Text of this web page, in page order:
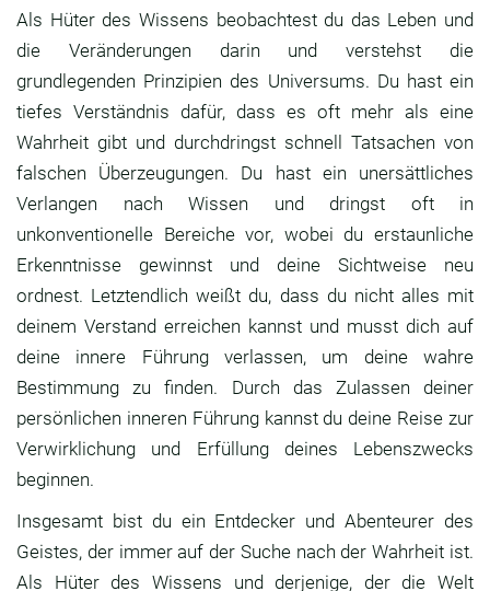
Als Hüter des Wissens beobachtest du das Leben und
die Veränderungen darin und verstehst die
grundlegenden Prinzipien des Universums. Du hast ein
tiefes Verständnis dafür, dass es oft mehr als eine
Wahrheit gibt und durchdringst schnell Tatsachen von
falschen Überzeugungen. Du hast ein unersättliches
Verlangen nach Wissen und dringst oft in
unkonventionelle Bereiche vor, wobei du erstaunliche
Erkenntnisse gewinnst und deine Sichtweise neu
ordnest. Letztendlich weißt du, dass du nicht alles mit
deinem Verstand erreichen kannst und musst dich auf
deine innere Führung verlassen, um deine wahre
Bestimmung zu finden. Durch das Zulassen deiner
persönlichen inneren Führung kannst du deine Reise zur
Verwirklichung und Erfüllung deines Lebenszwecks
beginnen.
Insgesamt bist du ein Entdecker und Abenteurer des
Geistes, der immer auf der Suche nach der Wahrheit ist.
Als Hüter des Wissens und derjenige, der die Welt